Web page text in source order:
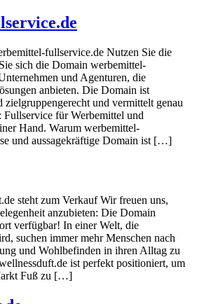
fullservice.de Nutzen Sie die
sich die Domain werbemittel-
und Agenturen, die
anbieten. Die Domain ist
zielgruppengerecht und vermittelt genau
Fullservice für Werbemittel und
Hand. Warum werbemittel-
und aussagekräftige Domain ist […]
steht zum Verkauf Wir freuen uns,
anzubieten: Die Domain
verfügbar! In einer Welt, die
suchen immer mehr Menschen nach
und Wohlbefinden in ihren Alltag zu
ist perfekt positioniert, um
Fuß zu […]